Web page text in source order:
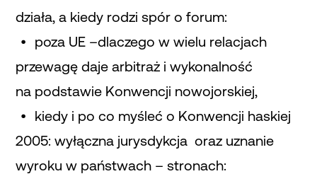
działa, a kiedy rodzi spór o forum:
poza UE –dlaczego w wielu relacjach
przewagę daje arbitraż i wykonalność
na podstawie Konwencji nowojorskiej,
kiedy i po co myśleć o Konwencji haskiej
2005: wyłączna jurysdykcja oraz uznanie
wyroku w państwach – stronach: